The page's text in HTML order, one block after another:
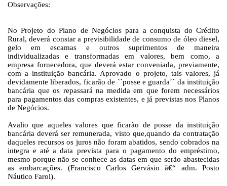
Observações:
No Projeto do Plano de Negócios para a conquista do Crédito
Rural, deverá constar a previsibilidade de consumo de óleo diesel,
gelo em escamas e outros suprimentos de maneira
individualizadas e transformadas em valores, bem como, a
empresa fornecedora, que deverá estar conveniada, previamente,
com a instituição bancária. Aprovado o projeto, tais valores, já
devidamente liberados, ficarão de ``posse e guarda´´ da instituição
bancária que os repassará na medida em que forem necessários
para pagamentos das compras existentes, e já previstas nos Planos
de Negócios.
Avalio que aqueles valores que ficarão de posse da instituição
bancária deverá ser remunerada, visto que,quando da contratação
daqueles recursos os juros não foram abatidos, sendo cobrados na
integra e até a data prevista para o pagamento do empréstimo,
mesmo porque não se conhece as datas em que serão abastecidas
as embarcações. (Francisco Carlos Gervásio â€“ adm. Posto
Náutico Farol).